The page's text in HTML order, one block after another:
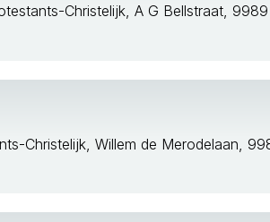
Christelijk, A G Bellstraat, 9989
Christelijk, Willem de Merodelaan,